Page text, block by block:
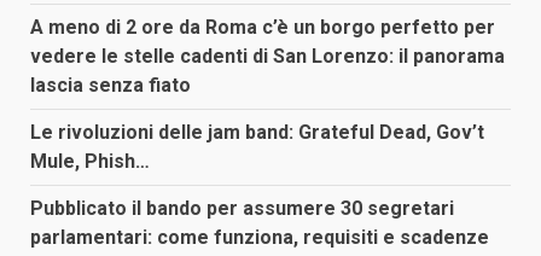
A meno di 2 ore da Roma c’è un borgo perfetto per
vedere le stelle cadenti di San Lorenzo: il panorama
lascia senza fiato
Le rivoluzioni delle jam band: Grateful Dead, Gov’t
Mule, Phish…
Pubblicato il bando per assumere 30 segretari
parlamentari: come funziona, requisiti e scadenze